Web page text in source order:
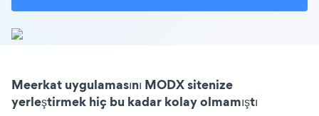
Meerkat uygulamasını MODX sitenize
yerleştirmek hiç bu kadar kolay olmamıştı